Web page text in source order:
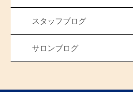
スタッフブログ
サロンブログ